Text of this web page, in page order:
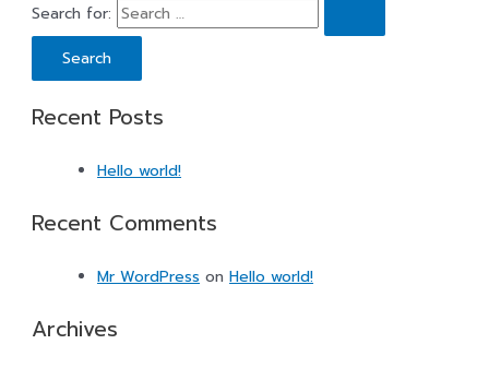
Search for:
Recent Posts
Hello world!
Recent Comments
Mr WordPress onHello world!
Archives